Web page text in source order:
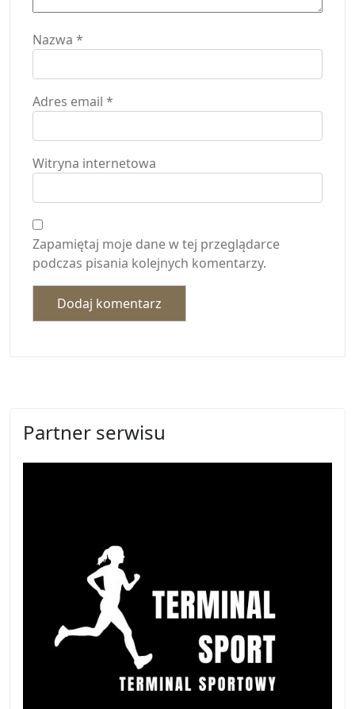
Nazwa *
Adres email *
Witryna internetowa
Zapamiętaj moje dane w tej przeglądarce
podczas pisania kolejnych komentarzy.
Partner serwisu